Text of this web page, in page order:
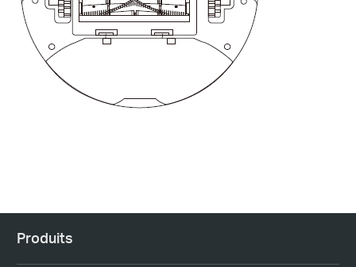
Produits